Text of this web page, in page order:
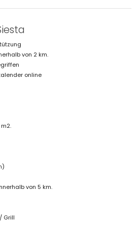
von 5 Kilometern von der Villa)
oder Küste: Mediterraneo, Jávea
von der Villa)
Jávea (innerhalb von 2 Kilometern von
del Mar, Jávea (innerhalb von 5
(innerhalb von 6 Kilometern von der
(innerhalb von 100 Kilometern von der
(> 100 Kilometer)
für Familien mit Kindern geeignet
die im Mietpreis der Villa
Notdienst
von 2 km.
online
von 5 km.
Grill